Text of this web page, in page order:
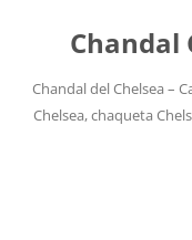
Chandal
Chandal del Chelsea –
Chelsea, chaqueta